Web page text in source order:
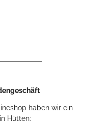
haben wir ein
Hütten: